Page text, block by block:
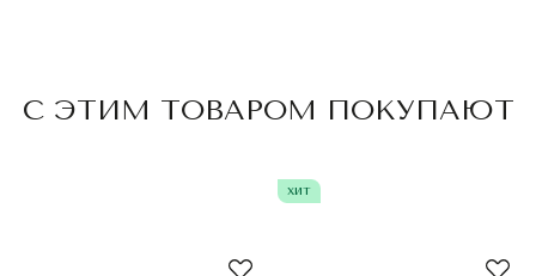
С ЭТИМ ТОВАРОМ ПОКУПАЮТ
зарегистрируйтесь,
чтобы добавить товар в
хит
зарегистрируйтесь,
чтобы добавить товар в